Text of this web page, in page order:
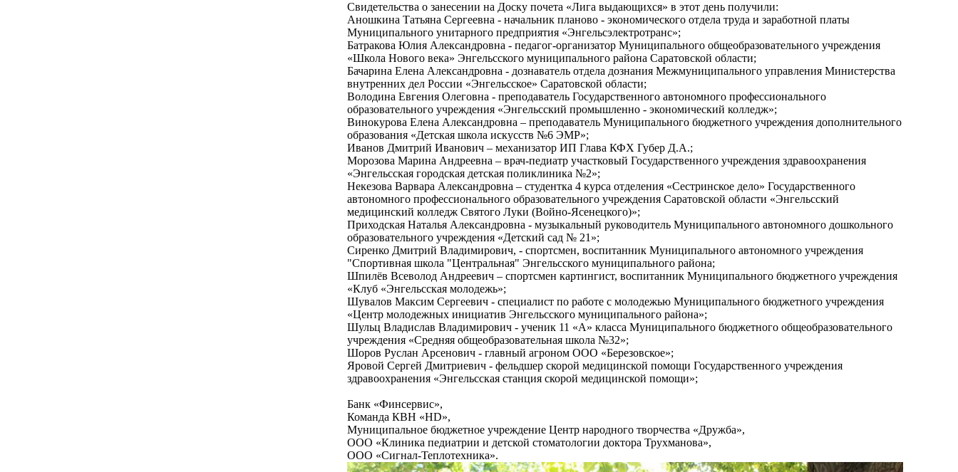
Свидетельства о занесении на Доску почета «Лига выдающихся» в этот день получили:
Аношкина Татьяна Сергеевна - начальник планово - экономического отдела труда и заработной платы
Муниципального унитарного предприятия «Энгельсэлектротранс»;
Батракова Юлия Александровна - педагог-организатор Муниципального общеобразовательного учреждения
«Школа Нового века» Энгельсского муниципального района Саратовской области;
Бачарина Елена Александровна - дознаватель отдела дознания Межмуниципального управления Министерства
внутренних дел России «Энгельсское» Саратовской области;
Володина Евгения Олеговна - преподаватель Государственного автономного профессионального
образовательного учреждения «Энгельсский промышленно - экономический колледж»;
Винокурова Елена Александровна – преподаватель Муниципального бюджетного учреждения дополнительного
образования «Детская школа искусств №6 ЭМР»;
Иванов Дмитрий Иванович – механизатор ИП Глава КФХ Губер Д.А.;
Морозова Марина Андреевна – врач-педиатр участковый Государственного учреждения здравоохранения
«Энгельсская городская детская поликлиника №2»;
Некезова Варвара Александровна – студентка 4 курса отделения «Сестринское дело» Государственного
автономного профессионального образовательного учреждения Саратовской области «Энгельсский
медицинский колледж Святого Луки (Войно-Ясенецкого)»;
Приходская Наталья Александровна - музыкальный руководитель Муниципального автономного дошкольного
образовательного учреждения «Детский сад № 21»;
Сиренко Дмитрий Владимирович, - спортсмен, воспитанник Муниципального автономного учреждения
"Спортивная школа "Центральная" Энгельсского муниципального района;
Шпилёв Всеволод Андреевич – спортсмен картингист, воспитанник Муниципального бюджетного учреждения
«Клуб «Энгельсская молодежь»;
Шувалов Максим Сергеевич - специалист по работе с молодежью Муниципального бюджетного учреждения
«Центр молодежных инициатив Энгельсского муниципального района»;
Шульц Владислав Владимирович - ученик 11 «А» класса Муниципального бюджетного общеобразовательного
учреждения «Средняя общеобразовательная школа №32»;
Шоров Руслан Арсенович - главный агроном ООО «Березовское»;
Яровой Сергей Дмитриевич - фельдшер скорой медицинской помощи Государственного учреждения
здравоохранения «Энгельсская станция скорой медицинской помощи»;
Банк «Финсервис»,
Команда КВН «HD»,
Муниципальное бюджетное учреждение Центр народного творчества «Дружба»,
ООО «Клиника педиатрии и детской стоматологии доктора Трухманова»,
ООО «Сигнал-Теплотехника».